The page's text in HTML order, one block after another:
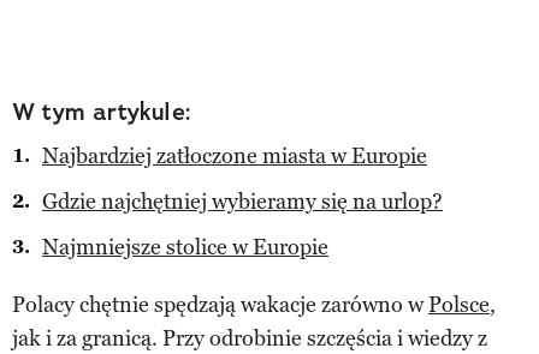
W tym artykule:
Najbardziej zatłoczone miasta w Europie
Gdzie najchętniej wybieramy się na urlop?
Najmniejsze stolice w Europie
Polacy chętnie spędzają wakacje zarówno wPolsce,
jak i za granicą. Przy odrobinie szczęścia i wiedzy z